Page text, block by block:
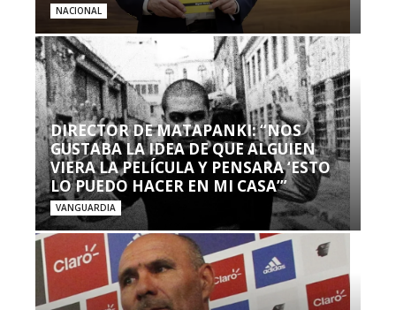
NACIONAL
DIRECTOR DE MATAPANKI: “NOS
GUSTABA LA IDEA DE QUE ALGUIEN
VIERA LA PELÍCULA Y PENSARA ‘ESTO
LO PUEDO HACER EN MI CASA’”
VANGUARDIA